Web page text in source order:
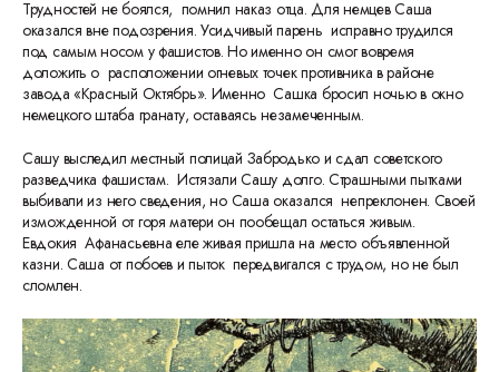
Трудностей не боялся, помнил наказ отца. Для немцев Саша
оказался вне подозрения. Усидчивый парень исправно трудился
под самым носом у фашистов. Но именно он смог вовремя
доложить о расположении огневых точек противника в районе
завода «Красный Октябрь». Именно Сашка бросил ночью в окно
немецкого штаба гранату, оставаясь незамеченным.
Сашу выследил местный полицай Забродько и сдал советского
разведчика фашистам. Истязали Сашу долго. Страшными пытками
выбивали из него сведения, но Саша оказался непреклонен. Своей
изможденной от горя матери он пообещал остаться живым.
Евдокия Афанасьевна еле живая пришла на место объявленной
казни. Саша от побоев и пыток передвигался с трудом, но не был
сломлен.